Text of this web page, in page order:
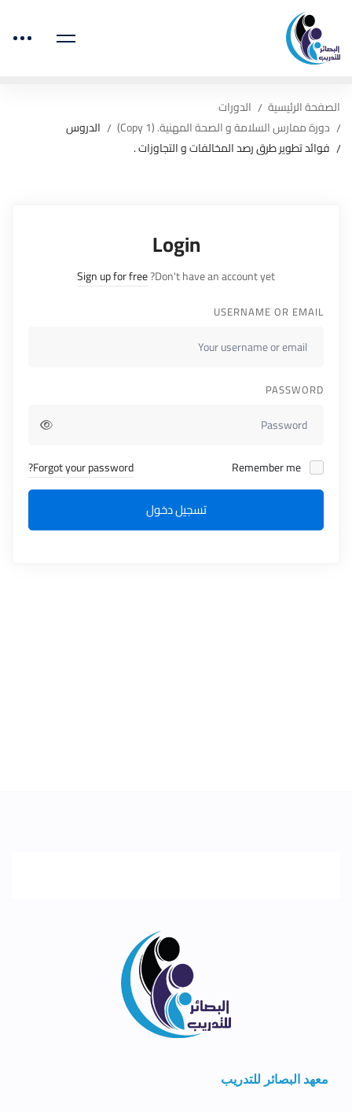
الصفحة الرئيسية
الدورات
دورة ممارس السلامة و الصحة المهنية. (Copy 1)
الدروس
فوائد تطوير طرق رصد المخالفات و التجاوزات .
Login
Don't have an account yet?
Sign up for free
USERNAME OR EMAIL
PASSWORD
Forgot your password?
تسجيل دخول
معهد البصائر للتدريب